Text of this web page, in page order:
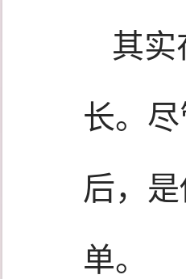
其实
长。
后，
单。